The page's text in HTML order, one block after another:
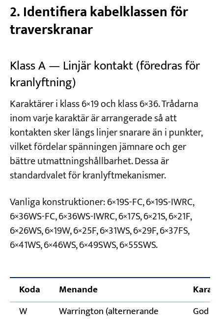
2. Identifiera kabelklassen för
traverskranar
Klass A — Linjär kontakt (föredras för
kranlyftning)
Karaktärer i klass 6×19 och klass 6×36. Trådarna
inom varje karaktär är arrangerade så att
kontakten sker längs linjer snarare än i punkter,
vilket fördelar spänningen jämnare och ger
bättre utmattningshållbarhet. Dessa är
standardvalet för kranlyftmekanismer.
Vanliga konstruktioner: 6×19S-FC, 6×19S-IWRC,
6×36WS-FC, 6×36WS-IWRC, 6×17S, 6×21S, 6×21F,
6×26WS, 6×19W, 6×25F, 6×31WS, 6×29F, 6×37FS,
6×41WS, 6×46WS, 6×49SWS, 6×55SWS.
Koda Menande
W
Warrington (alternerande God